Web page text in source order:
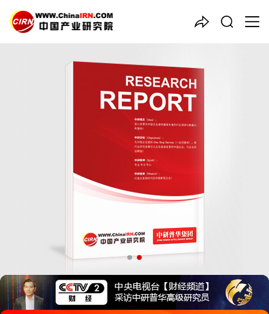
中国产业咨询领导者
2025-2030年版
目可行性研究咨询报告
品质保障，一年免费更新维护
报告编号：1916419
出版日期：2025年3月
《2025-2030年版烟草生产项目可行性研究咨询报告》由中研普
华烟草生产行业分析专家领衔撰写，主要分析了烟草生产行业的市
场规模、发展现状与投资前景，同时对烟草生产行业的未来发展做
出科学的趋势预测和专业的烟草生产行业数据分析，帮助客户评估
27年研究经验，深度洞察行业驱动力
多元化、高学历的实战型精英团队